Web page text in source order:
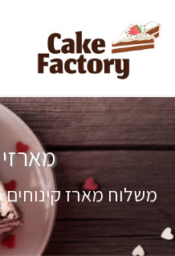
מארזי
משלוח מארז